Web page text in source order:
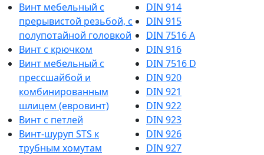
Винт мебельный с
прерывистой резьбой, с
полупотайной головкой
Винт с крючком
Винт мебельный с
прессшайбой и
комбинированным
шлицем (евровинт)
Винт с петлей
Винт-шуруп STS к
трубным хомутам
DIN 914
DIN 915
DIN 7516 A
DIN 916
DIN 7516 D
DIN 920
DIN 921
DIN 922
DIN 923
DIN 926
DIN 927